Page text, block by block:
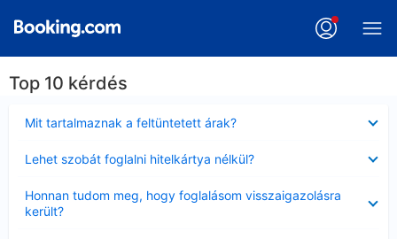
Top 10 kérdés
Mit tartalmaznak a feltüntetett árak?
Lehet szobát foglalni hitelkártya nélkül?
Honnan tudom meg, hogy foglalásom visszaigazolásra
került?